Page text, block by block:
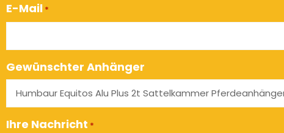
E-Mail *
Gewünschter Anhänger
Ihre Nachricht *